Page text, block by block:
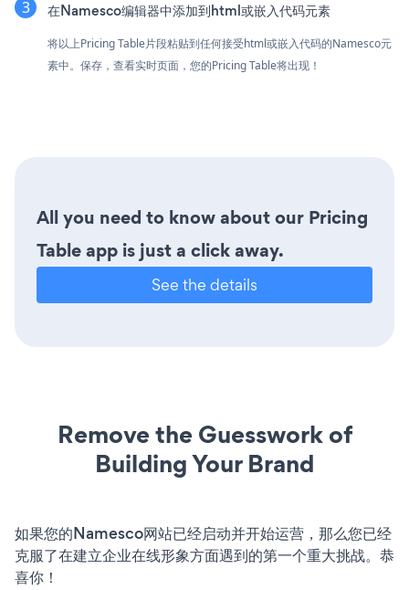
在Namesco编辑器中添加到html或嵌入代码元素
将以上Pricing Table片段粘贴到任何接受html或嵌入代码的Namesco元
素中。保存，查看实时页面，您的Pricing Table将出现！
All you need to know about our Pricing
Table app is just a click away.
See the details
Remove the Guesswork of
Building Your Brand
如果您的Namesco网站已经启动并开始运营，那么您已经
克服了在建立企业在线形象方面遇到的第一个重大挑战。恭
喜你！